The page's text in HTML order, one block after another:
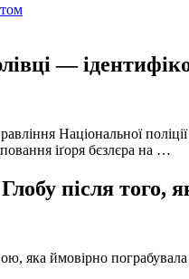
—
Національної
іґоря бєзлєра на …
після того,
яка ймовірно